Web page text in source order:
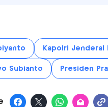
Kapolri Jenderal
Subianto Presiden